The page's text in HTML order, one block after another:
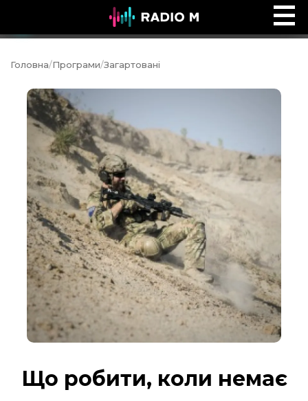
Music Ocean
Головна/Програми/Загартовані
Що робити, коли немає